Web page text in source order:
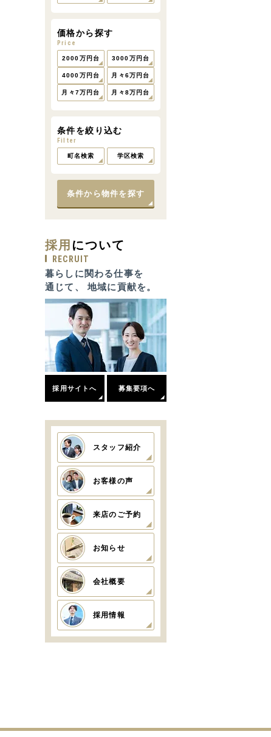
価格から探す
Price
2000万円台 3000万円台
4000万円台 月々6万円台
月々7万円台 月々8万円台
条件を絞り込む
Filter
町名検索 学区検索
条件から物件を探す
採用 について
RECRUIT
暮らしに関わる仕事を
通じて、 地域に貢献を。
採用サイトへ 募集要項へ
スタッフ紹介
お客様の声
来店のご予約
お知らせ
会社概要
採用情報